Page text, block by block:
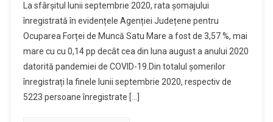
La sfârșitul lunii septembrie 2020, rata șomajului
înregistrată în evidențele Agenției Județene pentru
Ocuparea Forței de Muncă Satu Mare a fost de 3,57 %, mai
mare cu cu 0,14 pp decât cea din luna august a anului 2020
datorită pandemiei de COVID-19.Din totalul șomerilor
înregistrați la finele lunii septembrie 2020, respectiv de
5223 persoane înregistrate […]